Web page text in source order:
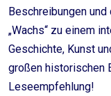
Beschreibungen
„Wachs“ zu einem
Geschichte, Kunst
großen historischen
Leseempfehlung!